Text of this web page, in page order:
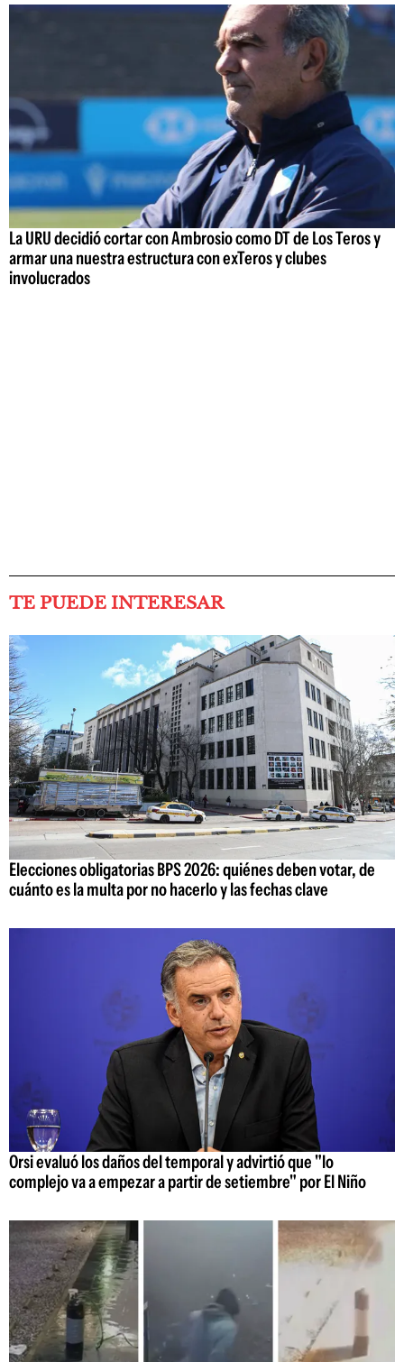
La URU decidió cortar con Ambrosio como DT de Los Teros y
armar una nuestra estructura con exTeros y clubes
involucrados
TE PUEDE INTERESAR
Elecciones obligatorias BPS 2026: quiénes deben votar, de
cuánto es la multa por no hacerlo y las fechas clave
Orsi evaluó los daños del temporal y advirtió que "lo
complejo va a empezar a partir de setiembre" por El Niño